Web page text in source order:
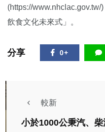
(https://
飲食文化未來式」。
分享 0+
較新
小於1000公秉汽、